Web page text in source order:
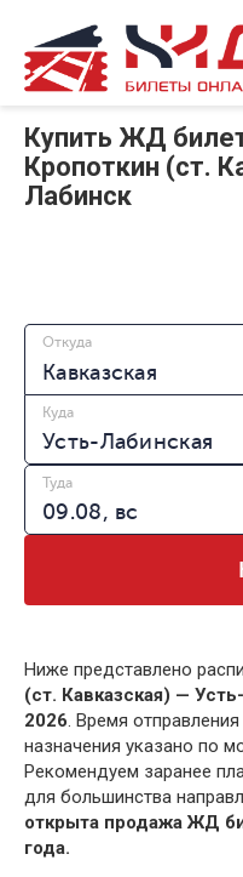
Купить ЖД
Кропоткин (ст.
Лабинск
Откуда
Куда
Туда
Ниже представлено
(ст. Кавказская) —
2026. Время
назначения указано по
Рекомендуем заранее
для большинства
открыта продажа ЖД
года.